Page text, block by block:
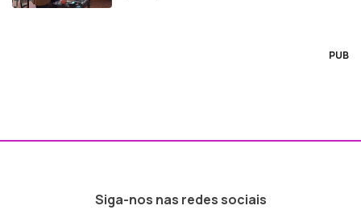
PUB
Siga-nos nas redes sociais